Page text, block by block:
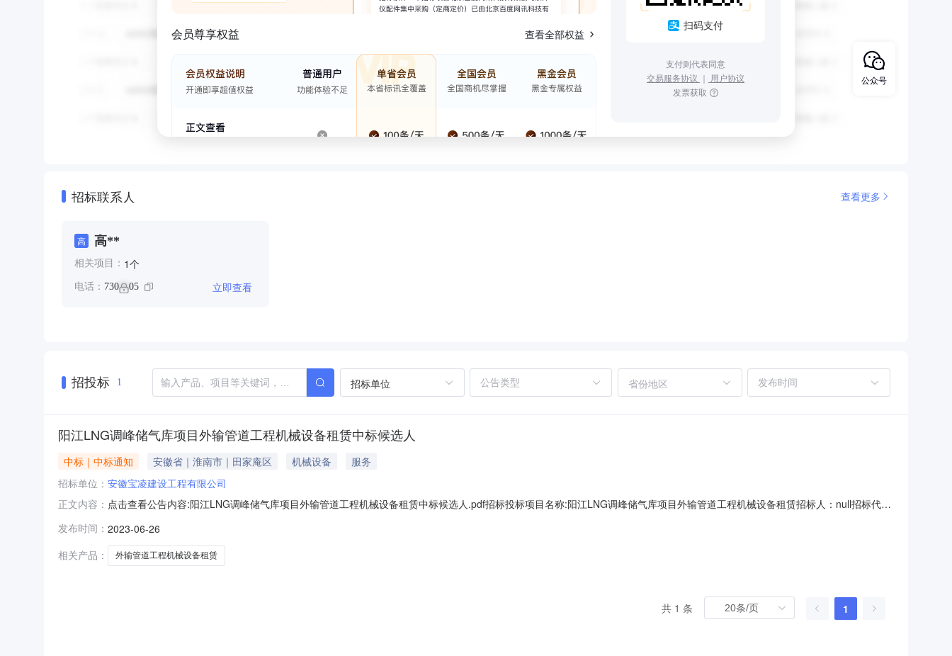
会员尊享权益 查看全部权益
扫码支付
支付则代表同意
交易服务协议 ｜ 用户协议
发票获取
招标联系人 查看更多
高 高**
相关项目： 1个
电话： 730**05 立即查看
招投标 1 招标单位 省份地区
阳江LNG调峰储气库项目外输管道工程机械设备租赁中标候选人
中标｜中标通知 安徽省｜淮南市｜田家庵区 机械设备
服务
招标单位： 安徽宝凌建设工程有限公司
正文内容： 点击查看公告内容:阳江LNG调峰储气库项目外输管道工程机械设备租赁中标候选人.pdf招标投标项目名称:阳江LNG调峰储气库项目外输管道工程机械设备租赁招标人：null招标代理
程有限公司阳江LNG调峰储气库项目外输管道工程机械设备租赁156.03.089.01联系人：高郝伟电话：7305805公示日期：2023-06-2508:
发布时间： 2023-06-26
相关产品：
外输管道工程机械设备租赁
共 1 条 1
公众号